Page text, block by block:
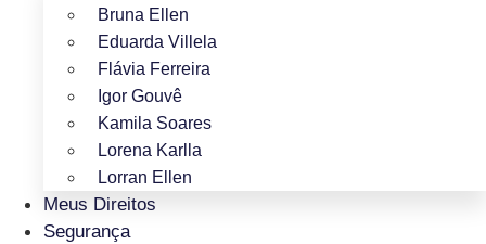
Bruna Ellen
Eduarda Villela
Flávia Ferreira
Igor Gouvê
Kamila Soares
Lorena Karlla
Lorran Ellen
Meus Direitos
Segurança